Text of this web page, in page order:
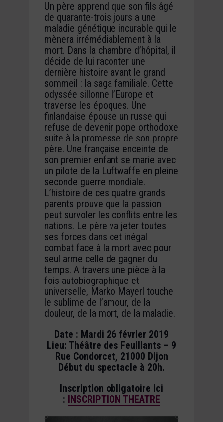
Un père apprend que son fils âgé
de quarante-trois jours a une
maladie génétique incurable qui le
mènera irrémédiablement à la
mort. Dans la chambre d’hôpital, il
décide de lui raconter une
dernière histoire avant le grand
sommeil : la saga familiale. Cette
odyssée sillonne l’Europe et
traverse les époques. Une
finlandaise épouse un russe qui
refuse de devenir pope orthodoxe
suite à la promesse de son propre
père. Une française enceinte de
son premier enfant se marie avec
un pilote de la Luftwaffe en pleine
seconde guerre mondiale.
L’histoire de ces quatre grands
parents prouve que la passion
peut survoler les conflits entre les
nations. Le père va jeter toutes
ses forces dans cet inégal
combat face à la mort avec pour
seul arme celle de gagner du
temps. A travers une pièce à la
fois autobiographique et
universelle, Marko Mayerl touche
le sublime de l’amour, de la
douleur, de la mort, de la maladie.
Date : Mardi 26 février 2019
Lieu: Théâtre des Feuillants – 9
Rue Condorcet, 21000 Dijon
Début du spectacle à 20h.
Inscription obligatoire ici
: INSCRIPTION THEATRE